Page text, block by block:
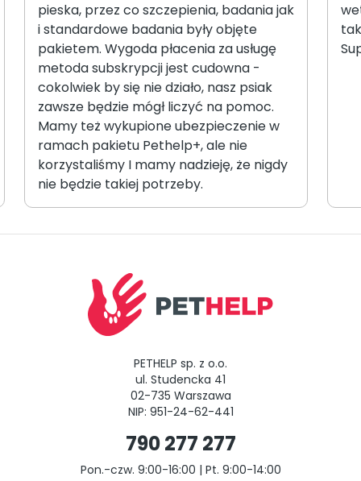
pieska, przez co szczepienia, badania jak
i standardowe badania były objęte
pakietem. Wygoda płacenia za usługę
metoda subskrypcji jest cudowna -
cokolwiek by się nie działo, nasz psiak
zawsze będzie mógł liczyć na pomoc.
Mamy też wykupione ubezpieczenie w
ramach pakietu Pethelp+, ale nie
korzystaliśmy I mamy nadzieję, że nigdy
nie będzie takiej potrzeby.
PETHELP sp. z o.o.
ul. Studencka 41
02-735 Warszawa
NIP: 951-24-62-441
790 277 277
Pon.-czw. 9:00-16:00 | Pt. 9:00-14:00